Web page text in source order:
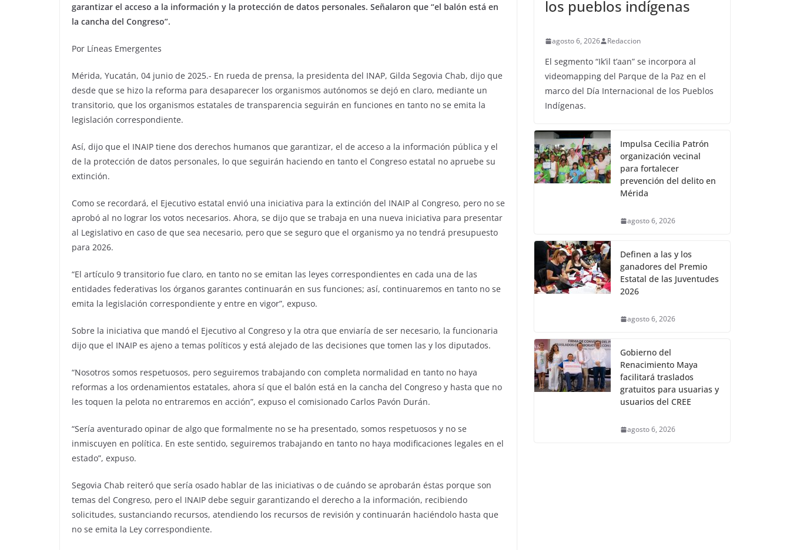
garantizar el acceso a la información y la protección de datos personales. Señalaron que “el balón está en
la cancha del Congreso”.
Por Líneas Emergentes
Mérida, Yucatán, 04 junio de 2025.- En rueda de prensa, la presidenta del INAP, Gilda Segovia Chab, dijo que
desde que se hizo la reforma para desaparecer los organismos autónomos se dejó en claro, mediante un
transitorio, que los organismos estatales de transparencia seguirán en funciones en tanto no se emita la
legislación correspondiente.
Así, dijo que el INAIP tiene dos derechos humanos que garantizar, el de acceso a la información pública y el
de la protección de datos personales, lo que seguirán haciendo en tanto el Congreso estatal no apruebe su
extinción.
Como se recordará, el Ejecutivo estatal envió una iniciativa para la extinción del INAIP al Congreso, pero no se
aprobó al no lograr los votos necesarios. Ahora, se dijo que se trabaja en una nueva iniciativa para presentar
al Legislativo en caso de que sea necesario, pero que se seguro que el organismo ya no tendrá presupuesto
para 2026.
“El artículo 9 transitorio fue claro, en tanto no se emitan las leyes correspondientes en cada una de las
entidades federativas los órganos garantes continuarán en sus funciones; así, continuaremos en tanto no se
emita la legislación correspondiente y entre en vigor”, expuso.
Sobre la iniciativa que mandó el Ejecutivo al Congreso y la otra que enviaría de ser necesario, la funcionaria
dijo que el INAIP es ajeno a temas políticos y está alejado de las decisiones que tomen las y los diputados.
“Nosotros somos respetuosos, pero seguiremos trabajando con completa normalidad en tanto no haya
reformas a los ordenamientos estatales, ahora sí que el balón está en la cancha del Congreso y hasta que no
les toquen la pelota no entraremos en acción”, expuso el comisionado Carlos Pavón Durán.
“Sería aventurado opinar de algo que formalmente no se ha presentado, somos respetuosos y no se
inmiscuyen en política. En este sentido, seguiremos trabajando en tanto no haya modificaciones legales en el
estado”, expuso.
Segovia Chab reiteró que sería osado hablar de las iniciativas o de cuándo se aprobarán éstas porque son
temas del Congreso, pero el INAIP debe seguir garantizando el derecho a la información, recibiendo
solicitudes, sustanciando recursos, atendiendo los recursos de revisión y continuarán haciéndolo hasta que
no se emita la Ley correspondiente.
los pueblos indígenas
agosto 6, 2026 Redaccion
El segmento “Ik’il t’aan” se incorpora al
videomapping del Parque de la Paz en el
marco del Día Internacional de los Pueblos
Indígenas.
Impulsa Cecilia Patrón
organización vecinal
para fortalecer
prevención del delito en
Mérida
agosto 6, 2026
Definen a las y los
ganadores del Premio
Estatal de las Juventudes
2026
agosto 6, 2026
Gobierno del
Renacimiento Maya
facilitará traslados
gratuitos para usuarias y
usuarios del CREE
agosto 6, 2026